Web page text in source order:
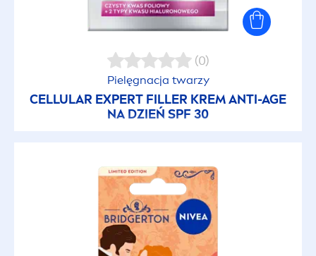
(0)
Pielęgnacja twarzy
CELLULAR EXPERT FILLER KREM ANTI-AGE
NA DZIEŃ SPF 30